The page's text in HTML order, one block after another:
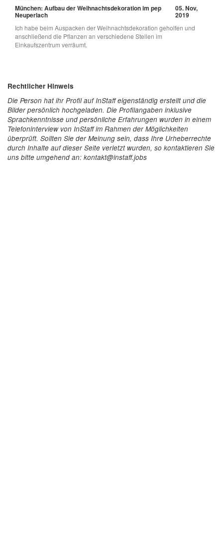
München: Aufbau der Weihnachtsdekoration im pep
Neuperlach
05. Nov,
2019
Ich habe beim Auspacken der Weihnachtsdekoration geholfen und
anschließend die Pflanzen an verschiedene Stellen im
Einkaufszentrum verräumt.
Rechtlicher Hinweis
Die Person hat ihr Profil auf InStaff eigenständig erstellt und die
Bilder persönlich hochgeladen. Die Profilangaben inklusive
Sprachkenntnisse und persönliche Erfahrungen wurden in einem
Telefoninterview von InStaff im Rahmen der Möglichkeiten
überprüft. Sollten Sie der Meinung sein, dass Ihre Urheberrechte
durch Inhalte auf dieser Seite verletzt wurden, so kontaktieren Sie
uns bitte umgehend an: kontakt@instaff.jobs